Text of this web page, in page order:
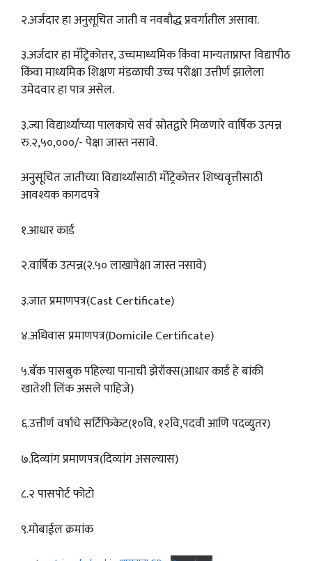
२.अर्जदार हा अनुसूचित जाती व नवबौद्ध प्रवर्गातील असावा.
३.अर्जदार हा मॅट्रिकोत्तर, उच्चमाध्यमिक किंवा मान्यताप्राप्त विद्यापीठ
किंवा माध्यमिक शिक्षण मंडळाची उच्च परीक्षा उत्तीर्ण झालेला
उमेदवार हा पात्र असेल.
३.ज्या विद्यार्थ्याच्या पालकाचे सर्व स्रोतद्वारे मिळणारे वार्षिक उत्पन्न
रु.२,५०,०००/- पेक्षा जास्त नसावे.
अनुसूचित जातीच्या विद्यार्थ्यांसाठी मॅट्रिकोत्तर शिष्यवृत्तीसाठी
आवश्यक कागदपत्रे
१.आधार कार्ड
२.वार्षिक उत्पन्न(२.५० लाखापेक्षा जास्त नसावे)
३.जात प्रमाणपत्र(Cast Certificate)
४.अधिवास प्रमाणपत्र(Domicile Certificate)
५.बँक पासबुक पहिल्या पानाची झेरॉक्स(आधार कार्ड हे बांकी
खातेशी लिंक असले पाहिजे)
६.उत्तीर्ण वर्षाचे सर्टिफिकेट(१०वि, १२वि,पदवी आणि पदव्युतर)
७.दिव्यांग प्रमाणपत्र(दिव्यांग असल्यास)
८.२ पासपोर्ट फोटो
९.मोबाईल क्रमांक